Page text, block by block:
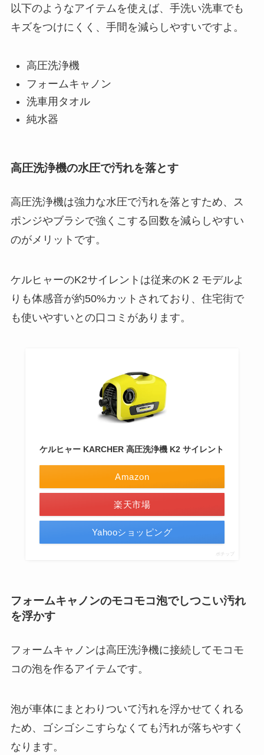
以下のようなアイテムを使えば、手洗い洗車でも
キズをつけにくく、手間を減らしやすいですよ。
高圧洗浄機
フォームキャノン
洗車用タオル
純水器
高圧洗浄機の水圧で汚れを落とす
高圧洗浄機は強力な水圧で汚れを落とすため、ス
ポンジやブラシで強くこする回数を減らしやすい
のがメリットです。
ケルヒャーのK2サイレントは従来のK 2 モデルよ
りも体感音が約50%カットされており、住宅街で
も使いやすいとの口コミがあります。
ケルヒャー KARCHER 高圧洗浄機 K2 サイレント
Amazon
楽天市場
Yahooショッピング
ポチップ
フォームキャノンのモコモコ泡でしつこい汚れ
を浮かす
フォームキャノンは高圧洗浄機に接続してモコモ
コの泡を作るアイテムです。
泡が車体にまとわりついて汚れを浮かせてくれる
ため、ゴシゴシこすらなくても汚れが落ちやすく
なります。